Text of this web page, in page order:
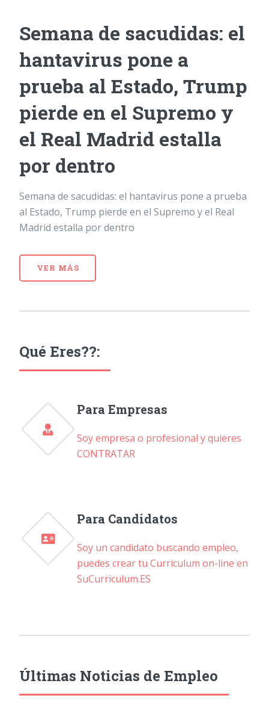
Semana de sacudidas: el
hantavirus pone a
prueba al Estado, Trump
pierde en el Supremo y
el Real Madrid estalla
por dentro
Semana de sacudidas: el hantavirus pone a prueba
al Estado, Trump pierde en el Supremo y el Real
Madrid estalla por dentro
VER MÁS
Qué Eres??:
Para Empresas
Soy empresa o profesional y quieres
CONTRATAR
Para Candidatos
Soy un candidato buscando empleo,
puedes crear tu Curriculum on-line en
SuCurriculum.ES
Últimas Noticias de Empleo